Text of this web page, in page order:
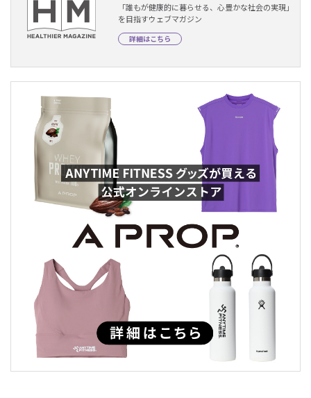
「誰もが健康的に暮らせる、心豊かな社会の実現」
を目指すウェブマガジン
詳細はこちら